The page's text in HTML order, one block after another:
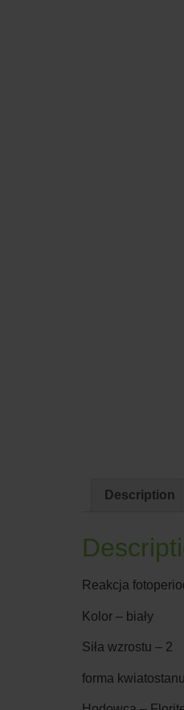
Description
Reakcja
Kolor – biały
Siła wzrostu – 2
forma